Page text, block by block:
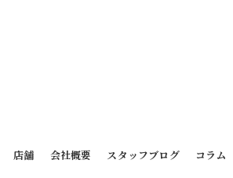
店舗 会社概要 スタッフブログ コラム